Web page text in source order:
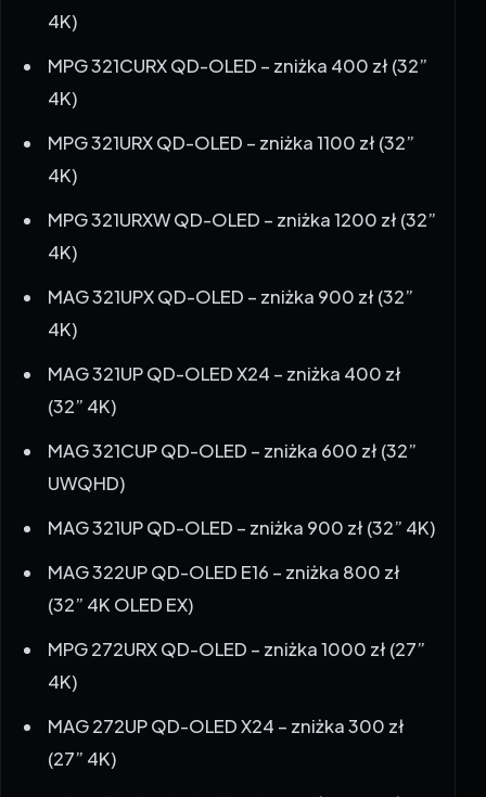
MPG 321CURX QD-OLED – zniżka 400 zł (32”
4K)
MPG 321URX QD-OLED – zniżka 1100 zł (32”
4K)
MPG 321URXW QD-OLED – zniżka 1200 zł (32”
4K)
MAG 321UPX QD-OLED – zniżka 900 zł (32”
4K)
MAG 321UP QD-OLED X24 – zniżka 400 zł
(32” 4K)
MAG 321CUP QD-OLED – zniżka 600 zł (32”
UWQHD)
MAG 321UP QD-OLED – zniżka 900 zł (32” 4K)
MAG 322UP QD-OLED E16 – zniżka 800 zł
(32” 4K OLED EX)
MPG 272URX QD-OLED – zniżka 1000 zł (27”
4K)
MAG 272UP QD-OLED X24 – zniżka 300 zł
(27” 4K)
MPG 271QR QD-OLED X50 – zniżka 100 zł
(27” QHD)